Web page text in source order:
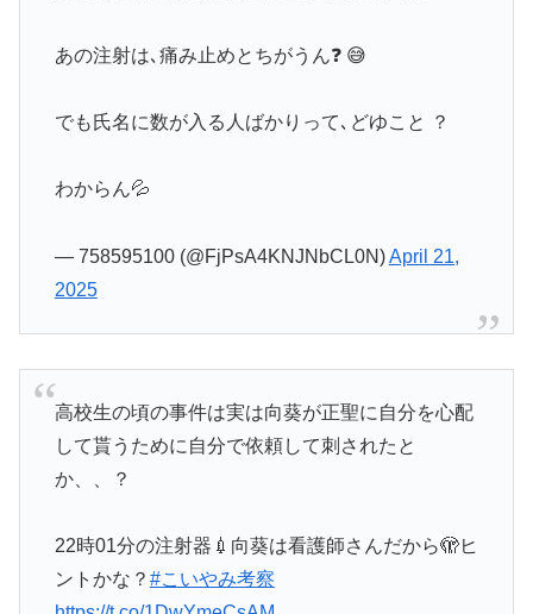
あの注射は､痛み止めとちがうん❓ 😅
でも氏名に数が入る人ばかりって､どゆこと ？
わからん💦
— 758595100 (@FjPsA4KNJNbCL0N)April 21,
2025
高校生の頃の事件は実は向葵が正聖に自分を心配
して貰うために自分で依頼して刺されたと
か、、？
22時01分の注射器💉向葵は看護師さんだから🫣ヒ
ントかな？ #こいやみ考察